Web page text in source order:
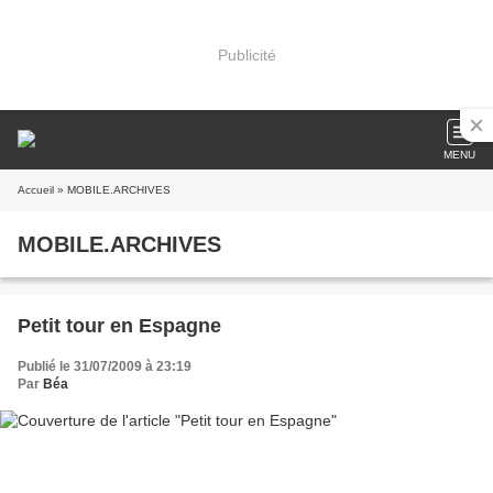
Publicité
MENU
Accueil » MOBILE.ARCHIVES
MOBILE.ARCHIVES
Petit tour en Espagne
Publié le 31/07/2009 à 23:19
Par Béa